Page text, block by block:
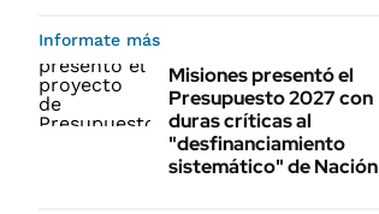
Informate más
Misiones presentó el
Presupuesto 2027 con
duras críticas al
"desfinanciamiento
sistemático" de Nación